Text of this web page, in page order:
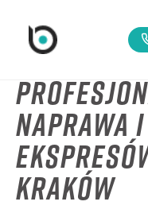
Naprawa
Kraków